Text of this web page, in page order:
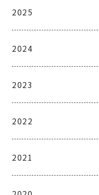
2025
2024
2023
2022
2021